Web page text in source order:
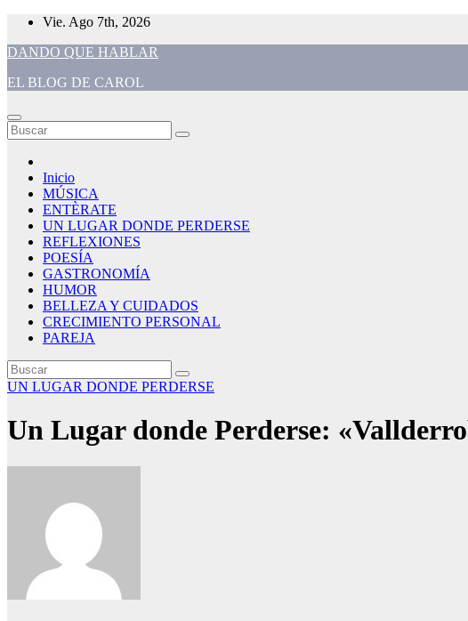
Saltar
contenido
Vie. Ago 7th, 2026
DANDO QUE HABLAR
EL BLOG DE CAROL
Inicio
MÚSICA
ENTÈRATE
UN LUGAR DONDE PERDERSE
REFLEXIONES
POESÍA
GASTRONOMÍA
HUMOR
BELLEZA Y CUIDADOS
CRECIMIENTO PERSONAL
PAREJA
UN LUGAR DONDE PERDERSE
Un Lugar donde Perderse: